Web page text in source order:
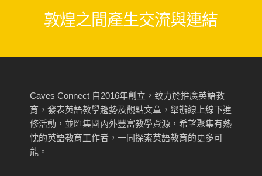
敦煌之間產生交流與連結
Caves Connect 自2016年創立，致力於推廣英語教
育，發表英語教學趨勢及觀點文章，舉辦線上線下進
修活動，並匯集國內外豐富教學資源，希望聚集有熱
忱的英語教育工作者，一同探索英語教育的更多可
能。